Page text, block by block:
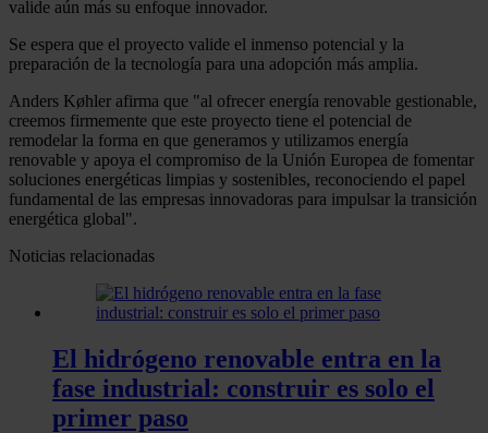
valide aún más su enfoque innovador.
Se espera que el proyecto valide el inmenso potencial y la
preparación de la tecnología para una adopción más amplia.
Anders Køhler afirma que "al ofrecer energía renovable gestionable,
creemos firmemente que este proyecto tiene el potencial de
remodelar la forma en que generamos y utilizamos energía
renovable y apoya el compromiso de la Unión Europea de fomentar
soluciones energéticas limpias y sostenibles, reconociendo el papel
fundamental de las empresas innovadoras para impulsar la transición
energética global".
Noticias relacionadas
El hidrógeno renovable entra en la
fase industrial: construir es solo el
primer paso